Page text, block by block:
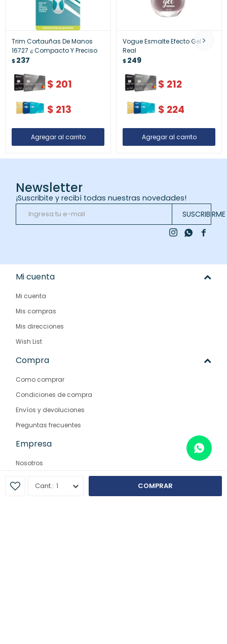
1 COMPRAR
Trim Cortauñas De Manos
16727 ¿ Compacto Y Preciso
$237
$ 201
$ 213
Vogue Esmalte Efecto Gel
Real
$249
$ 212
$ 224
Newsletter
¡Suscribite y recibí todas nuestras novedades!
SUSCRIBIRME

 
Mi cuenta
Mi cuenta
Mis compras
Mis direcciones
Wish List
Compra
Como comprar
Condiciones de compra
Envíos y devoluciones
Preguntas frecuentes
Empresa
Nosotros